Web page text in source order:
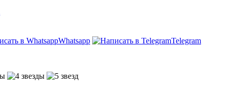
Whatsapp
Telegram